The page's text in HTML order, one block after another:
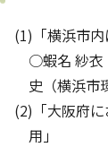
(1)「横浜市内
○蝦名 紗衣
史（横浜市
(2)「大阪府
用」